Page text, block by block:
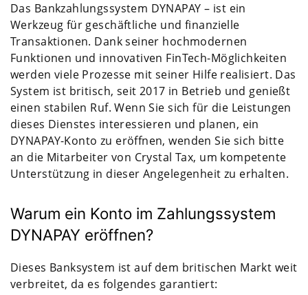
Das Bankzahlungssystem DYNAPAY – ist ein
Werkzeug für geschäftliche und finanzielle
Transaktionen. Dank seiner hochmodernen
Funktionen und innovativen FinTech-Möglichkeiten
werden viele Prozesse mit seiner Hilfe realisiert. Das
System ist britisch, seit 2017 in Betrieb und genießt
einen stabilen Ruf. Wenn Sie sich für die Leistungen
dieses Dienstes interessieren und planen, ein
DYNAPAY-Konto zu eröffnen, wenden Sie sich bitte
an die Mitarbeiter von Crystal Tax, um kompetente
Unterstützung in dieser Angelegenheit zu erhalten.
Warum ein Konto im Zahlungssystem
DYNAPAY eröffnen?
Dieses Banksystem ist auf dem britischen Markt weit
verbreitet, da es folgendes garantiert: